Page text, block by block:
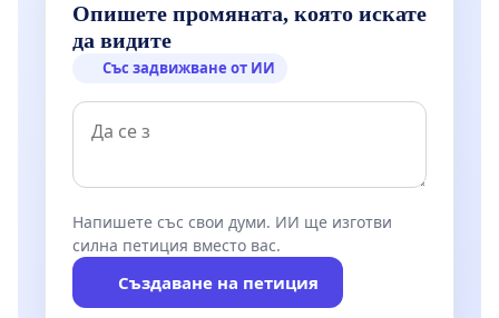
Опишете промяната, която искате
да видите
Със задвижване от ИИ
Напишете със свои думи. ИИ ще изготви
силна петиция вместо вас.
Създаване на петиция